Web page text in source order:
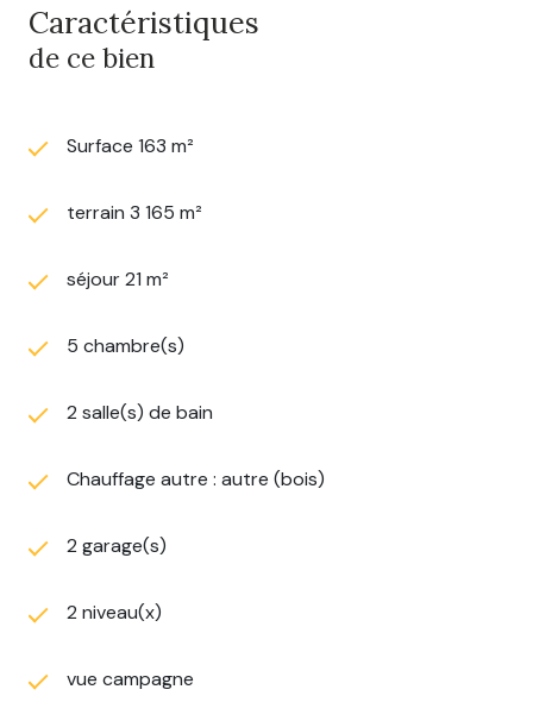
Caractéristiques
de ce bien
Surface 163 m²
terrain 3 165 m²
séjour 21 m²
5 chambre(s)
2 salle(s) de bain
Chauffage autre : autre (bois)
2 garage(s)
2 niveau(x)
vue campagne